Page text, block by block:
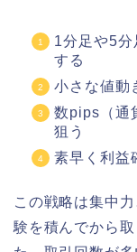
1分足や5分
する
小さな値動
数pips（通
狙う
素早く利益
この戦略は集中
験を積んでから